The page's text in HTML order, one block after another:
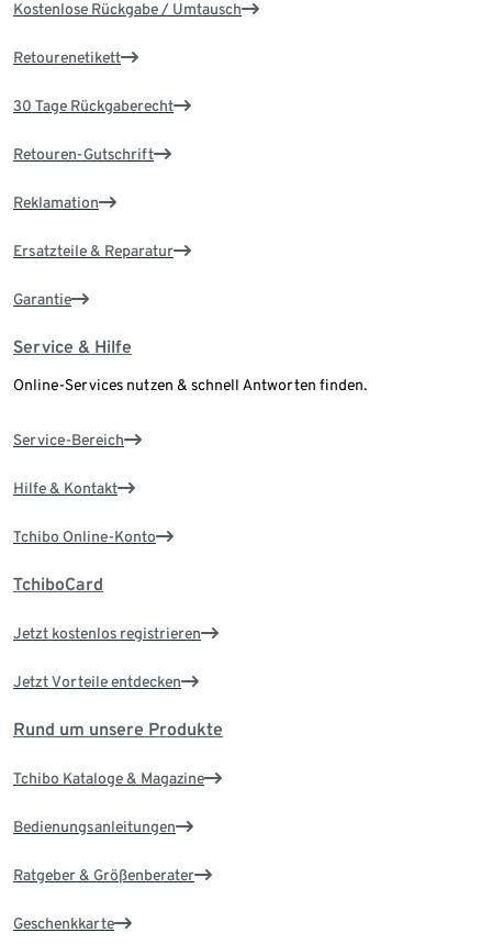
Kostenlose Rückgabe / Umtausch
Retourenetikett
30 Tage Rückgaberecht
Retouren-Gutschrift
Reklamation
Ersatzteile & Reparatur
Garantie
Service & Hilfe
Online-Services nutzen & schnell Antworten finden.
Service-Bereich
Hilfe & Kontakt
Tchibo Online-Konto
TchiboCard
Jetzt kostenlos registrieren
Jetzt Vorteile entdecken
Rund um unsere Produkte
Tchibo Kataloge & Magazine
Bedienungsanleitungen
Ratgeber & Größenberater
Geschenkkarte